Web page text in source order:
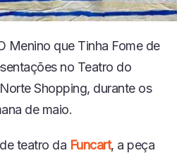
Menino que Tinha Fome de
no Teatro do
Shopping, durante os
de maio.
teatro da Funcart, a peça